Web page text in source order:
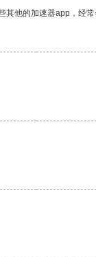
他的加速器app，经